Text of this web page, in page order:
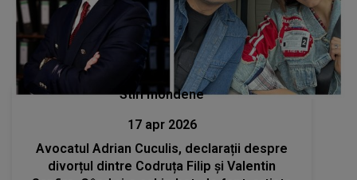
Stiri mondene
17 apr 2026
Avocatul Adrian Cuculis, declarații despre
divorțul dintre Codruța Filip și Valentin